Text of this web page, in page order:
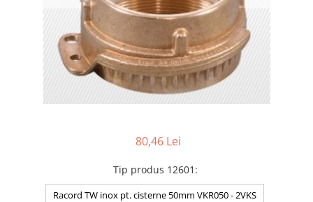
MULTIMATERIAL
80,46 Lei
Tip produs 12601 :
Racord TW inox pt. cisterne 50mm VKR050 - 2VKS